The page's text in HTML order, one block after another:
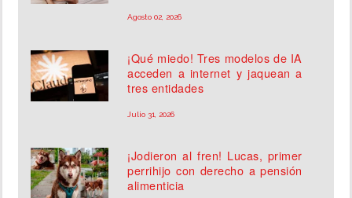
Agosto 02, 2026
¡Qué miedo! Tres modelos de IA
acceden a internet y jaquean a
tres entidades
Julio 31, 2026
¡Jodieron al fren! Lucas, primer
perrihijo con derecho a pensión
alimenticia